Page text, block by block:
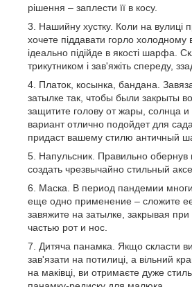
рішення – заплести її в косу.
Нашийну хустку. Коли на вулиці
хочете піддавати горло холодному
ідеально підійде в якості шарфа.
трикутником і зав'яжіть спереду,
Платок, косынка, бандана.
затылке так, чтобы были закрыты
защитите голову от жары, солнца и
вариант отлично подойдет для
придаст вашему стилю античный
Напульсник. Правильно
создать чрезвычайно стильный
Маска. В период пандемии
еще одно применение – сложите
завяжите на затылке, закрывая
частью рот и нос.
Дитяча панамка. Якщо скласти
зав'язати на потилиці, а вільний
на маківці, ви отримаєте дуже